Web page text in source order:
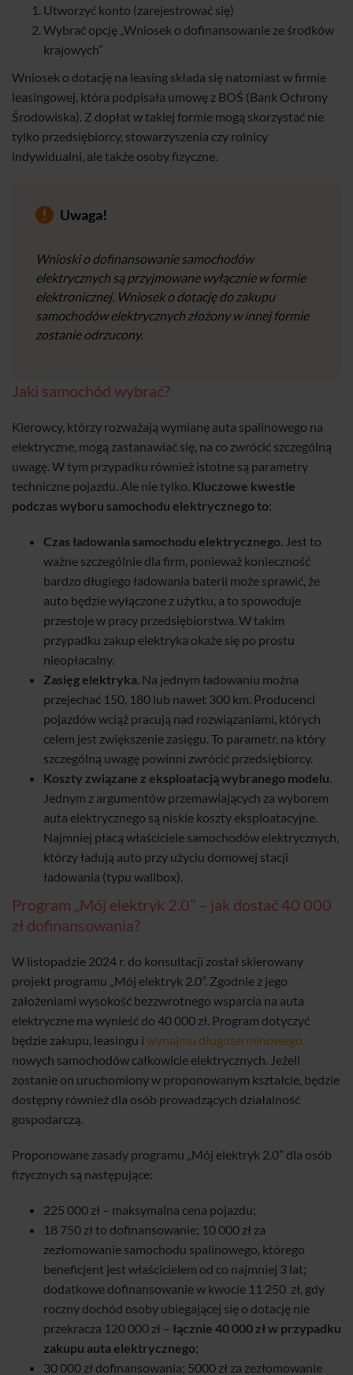
Utworzyć konto (zarejestrować się)
Wybrać opcję „Wniosek o dofinansowanie ze środków
krajowych”
Wniosek o dotację na leasing składa się natomiast w firmie
leasingowej, która podpisała umowę z BOŚ (Bank Ochrony
Środowiska). Z dopłat w takiej formie mogą skorzystać nie
tylko przedsiębiorcy, stowarzyszenia czy rolnicy
indywidualni, ale także osoby fizyczne.
Uwaga!
Wnioski o dofinansowanie samochodów
elektrycznych są przyjmowane wyłącznie w formie
elektronicznej. Wniosek o dotację do zakupu
samochodów elektrycznych złożony w innej formie
zostanie odrzucony.
Jaki samochód wybrać?
Kierowcy, którzy rozważają wymianę auta spalinowego na
elektryczne, mogą zastanawiać się, na co zwrócić szczególną
uwagę. W tym przypadku również istotne są parametry
techniczne pojazdu. Ale nie tylko. Kluczowe kwestie
podczas wyboru samochodu elektrycznego to:
Czas ładowania samochodu elektrycznego. Jest to
ważne szczególnie dla firm, ponieważ konieczność
bardzo długiego ładowania baterii może sprawić, że
auto będzie wyłączone z użytku, a to spowoduje
przestoje w pracy przedsiębiorstwa. W takim
przypadku zakup elektryka okaże się po prostu
nieopłacalny.
Zasięg elektryka. Na jednym ładowaniu można
przejechać 150, 180 lub nawet 300 km. Producenci
pojazdów wciąż pracują nad rozwiązaniami, których
celem jest zwiększenie zasięgu. To parametr, na który
szczególną uwagę powinni zwrócić przedsiębiorcy.
Koszty związane z eksploatacją wybranego modelu.
Jednym z argumentów przemawiających za wyborem
auta elektrycznego są niskie koszty eksploatacyjne.
Najmniej płacą właściciele samochodów elektrycznych,
którzy ładują auto przy użyciu domowej stacji
ładowania (typu wallbox).
Program „Mój elektryk 2.0” – jak dostać 40 000
zł dofinansowania?
W listopadzie 2024 r. do konsultacji został skierowany
projekt programu „Mój elektryk 2.0”. Zgodnie z jego
założeniami wysokość bezzwrotnego wsparcia na auta
elektryczne ma wynieść do 40 000 zł. Program dotyczyć
będzie zakupu, leasingu i wynajmu długoterminowego
nowych samochodów całkowicie elektrycznych. Jeżeli
zostanie on uruchomiony w proponowanym kształcie, będzie
dostępny również dla osób prowadzących działalność
gospodarczą.
Proponowane zasady programu „Mój elektryk 2.0” dla osób
fizycznych są następujące:
225 000 zł – maksymalna cena pojazdu;
18 750 zł to dofinansowanie; 10 000 zł za
zezłomowanie samochodu spalinowego, którego
beneficjent jest właścicielem od co najmniej 3 lat;
dodatkowe dofinansowanie w kwocie 11 250 zł, gdy
roczny dochód osoby ubiegającej się o dotację nie
przekracza 120 000 zł – łącznie 40 000 zł w przypadku
zakupu auta elektrycznego;
30 000 zł dofinansowania; 5000 zł za zezłomowanie